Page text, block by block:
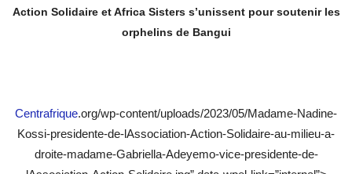
Action Solidaire et Africa Sisters s’unissent pour soutenir les
orphelins de Bangui
Centrafrique.org/wp-content/uploads/2023/05/Madame-Nadine-
Kossi-presidente-de-lAssociation-Action-Solidaire-au-milieu-a-
droite-madame-Gabriella-Adeyemo-vice-presidente-de-